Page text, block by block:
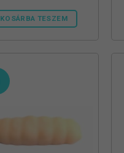
KOSÁRBA TESZEM